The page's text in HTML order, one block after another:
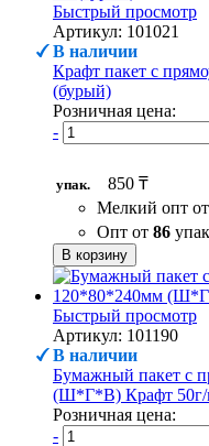
Быстрый просмотр
Артикул: 101021
В наличии
Крафт пакет с
(бурый)
Розничная цена:
-
упак.
850 ₸
Мелкий опт от
Опт от 86
В корзину
Быстрый просмотр
Артикул: 101190
В наличии
Бумажный пакет с
(Ш*Г*В) Крафт 50г/
Розничная цена:
-